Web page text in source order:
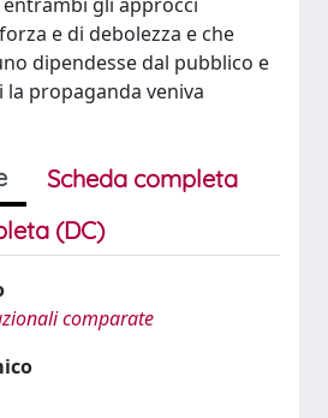
e di debolezza e che
dipendesse dal pubblico e
propaganda veniva
Scheda completa
(DC)
comparate